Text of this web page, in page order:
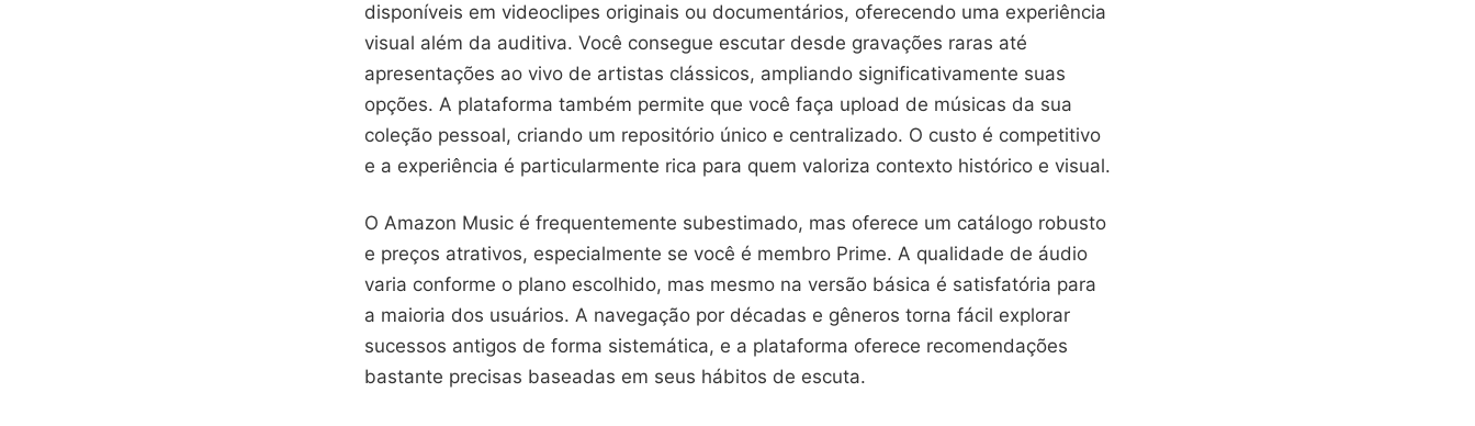
disponíveis em videoclipes originais ou documentários, oferecendo uma experiência
visual além da auditiva. Você consegue escutar desde gravações raras até
apresentações ao vivo de artistas clássicos, ampliando significativamente suas
opções. A plataforma também permite que você faça upload de músicas da sua
coleção pessoal, criando um repositório único e centralizado. O custo é competitivo
e a experiência é particularmente rica para quem valoriza contexto histórico e visual.
O Amazon Music é frequentemente subestimado, mas oferece um catálogo robusto
e preços atrativos, especialmente se você é membro Prime. A qualidade de áudio
varia conforme o plano escolhido, mas mesmo na versão básica é satisfatória para
a maioria dos usuários. A navegação por décadas e gêneros torna fácil explorar
sucessos antigos de forma sistemática, e a plataforma oferece recomendações
bastante precisas baseadas em seus hábitos de escuta.